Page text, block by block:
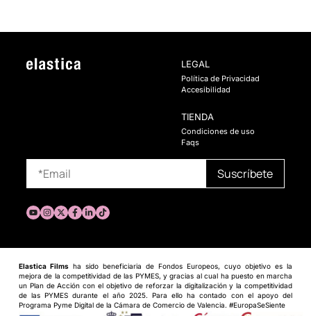
LEGAL
Política de Privacidad
Accesibilidad
TIENDA
Condiciones de uso
Faqs
Elastica Filmsha sido beneficiaria de Fondos Europeos, cuyo objetivo es la
mejora de la competitividad de las PYMES, y gracias al cual ha puesto en marcha
un Plan de Acción con el objetivo de reforzar la digitalización y la competitividad
de las PYMES durante el año 2025. Para ello ha contado con el apoyo del
Programa Pyme Digital de la Cámara de Comercio de Valencia. #EuropaSeSiente